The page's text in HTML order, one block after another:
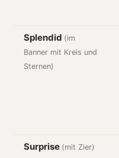
Splendid (im
Banner mit Kreis und
Sternen)
Surprise (mit Zier)